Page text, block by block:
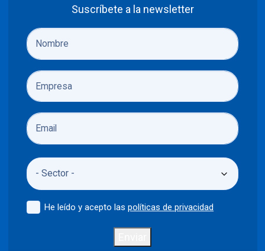
Suscríbete a la newsletter
He leído y acepto laspolíticas de privacidad